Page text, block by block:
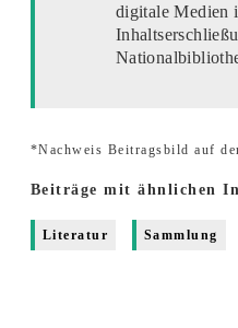
digitale Medien
*Nachweis Beitragsbild auf
Beiträge mit ähnlichen
Literatur Sammlung